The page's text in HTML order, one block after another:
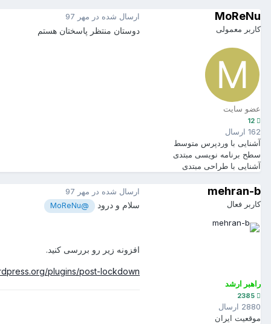
MoReNu
کاربر معمولی
عضو سایت
162 ارسال
آشنایی با وردپرس متوسط
سطح برنامه نویسی مبتدی
آشنایی با طراحی مبتدی
ارسال شده در مهر 97
دوستان منتظر پاسختان هستم
mehran-b
کاربر فعال
راهبر ارشد
2880 ارسال
موقعیت ایران
ارسال شده در مهر 97
سلام و درود @MoReNu
افزونه زیر رو بررسی کنید.
plugins/post-lockdown/